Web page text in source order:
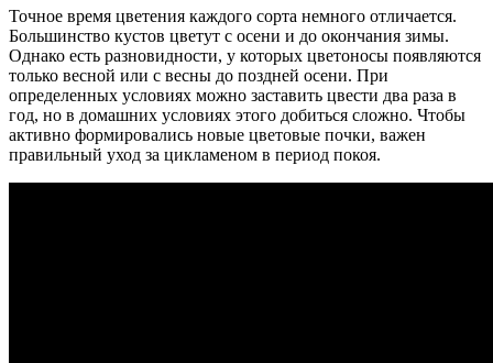
Точное время цветения каждого сорта немного отличается.
Большинство кустов цветут с осени и до окончания зимы.
Однако есть разновидности, у которых цветоносы появляются
только весной или с весны до поздней осени. При
определенных условиях можно заставить цвести два раза в
год, но в домашних условиях этого добиться сложно. Чтобы
активно формировались новые цветовые почки, важен
правильный уход за цикламеном в период покоя.